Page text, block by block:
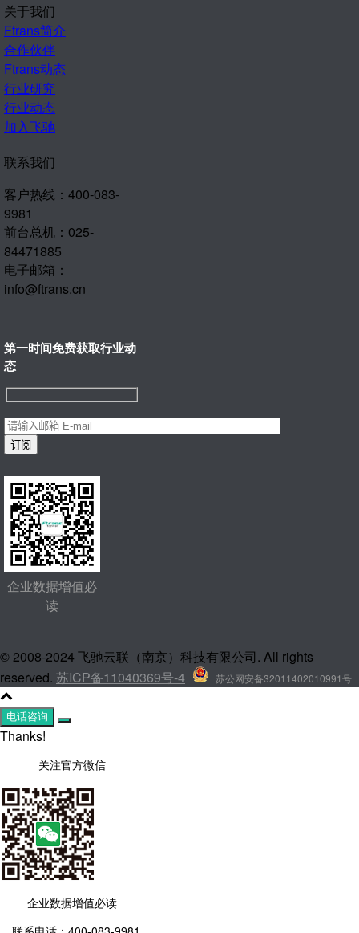
关于我们
Ftrans简介
合作伙伴
Ftrans动态
行业研究
行业动态
加入飞驰
联系我们
客户热线：400-083-
9981
前台总机：025-
84471885
电子邮箱：
info@ftrans.cn
第一时间免费获取行业动
态
企业数据增值必
读
© 2008-2024 飞驰云联（南京）科技有限公司. All rights
reserved. 苏ICP备11040369号-4 苏公网安备32011402010991号
电话咨询
Thanks!
关注官方微信
企业数据增值必读